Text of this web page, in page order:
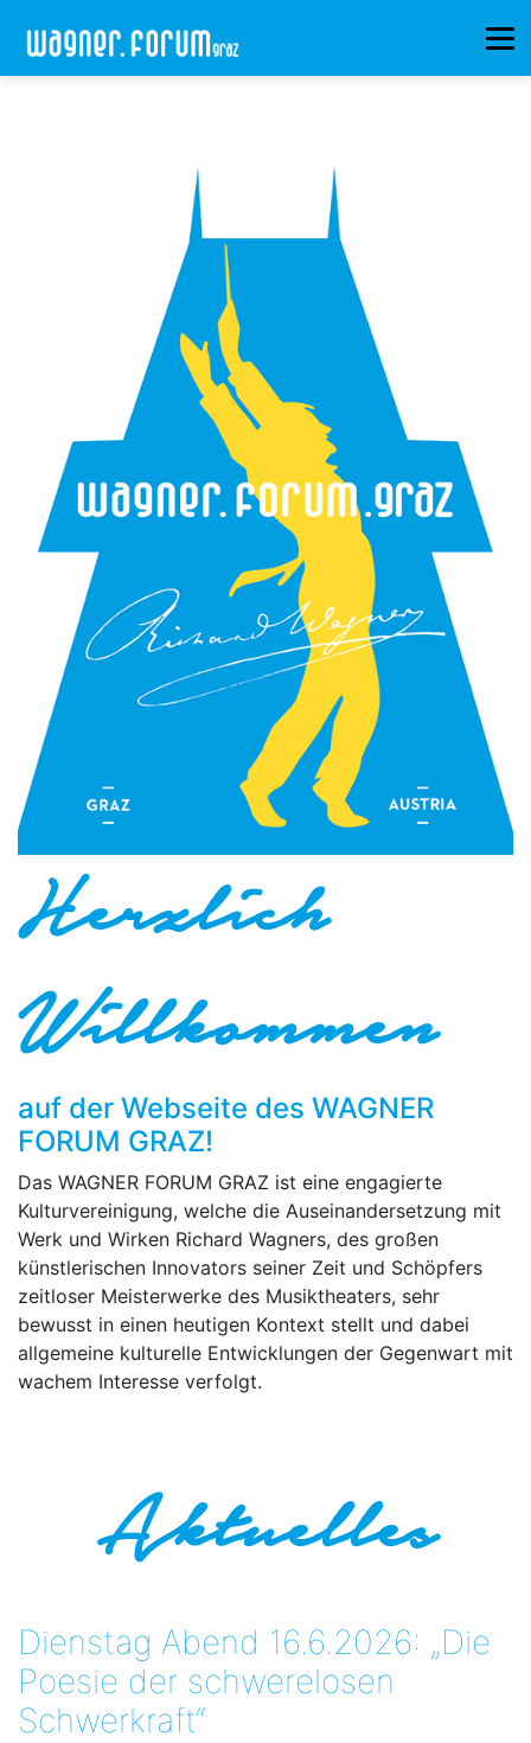
Herzlich
Willkommen
auf der Webseite des WAGNER
FORUM GRAZ!
Das WAGNER FORUM GRAZ ist eine engagierte
Kulturvereinigung, welche die Auseinandersetzung mit
Werk und Wirken Richard Wagners, des großen
künstlerischen Innovators seiner Zeit und Schöpfers
zeitloser Meisterwerke des Musiktheaters, sehr
bewusst in einen heutigen Kontext stellt und dabei
allgemeine kulturelle Entwicklungen der Gegenwart mit
wachem Interesse verfolgt.
Aktuelles
Dienstag Abend 16.6.2026: „Die
Poesie der schwerelosen
Schwerkraft“